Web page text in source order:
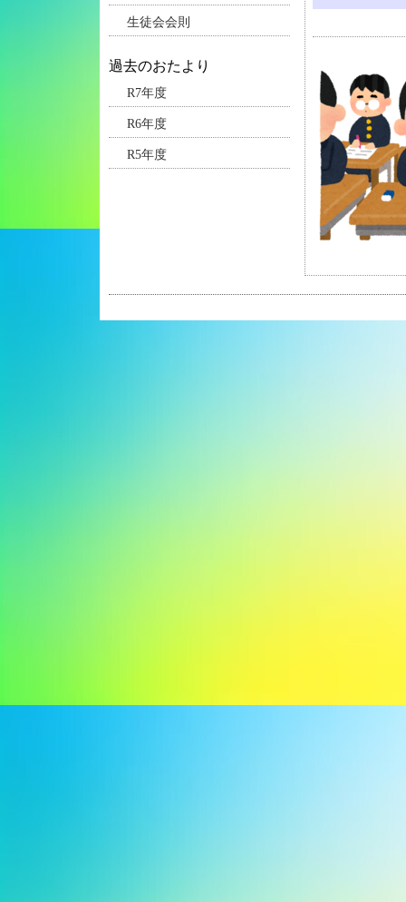
生徒会会則
過去のおたより
R7年度
R6年度
R5年度